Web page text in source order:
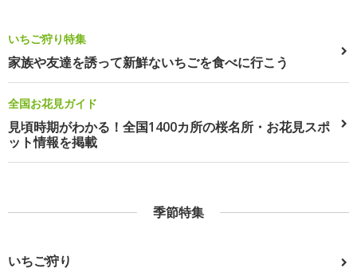
いちご狩り特集
家族や友達を誘って新鮮ないちごを食べに行こう
全国お花見ガイド
見頃時期がわかる！全国1400カ所の桜名所・お花見スポ
ット情報を掲載
季節特集
いちご狩り